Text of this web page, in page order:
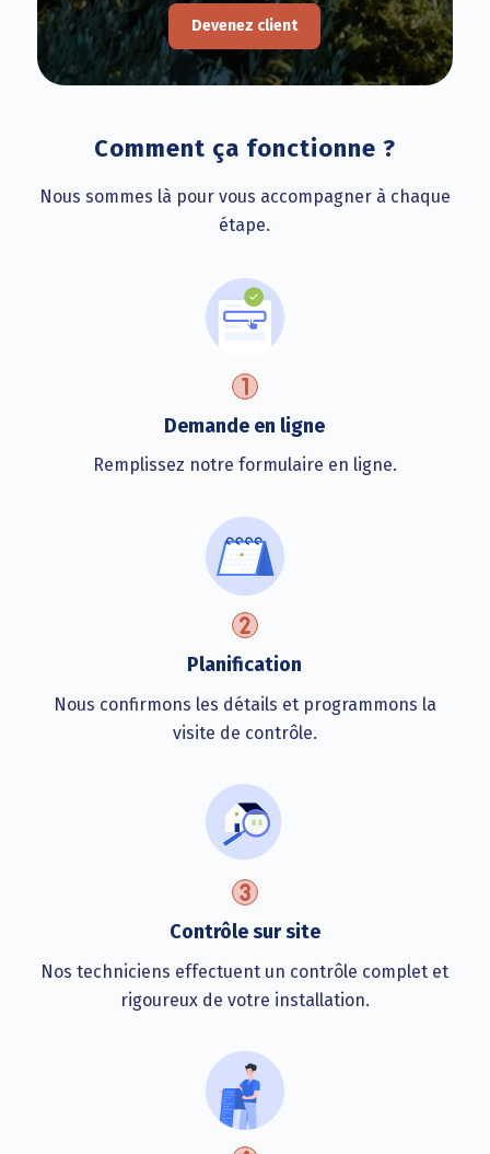
Devenez client
Comment ça fonctionne ?
Nous sommes là pour vous accompagner à chaque
étape.
Demande en ligne
Remplissez notre formulaire en ligne.
Planification
Nous confirmons les détails et programmons la
visite de contrôle.
Contrôle sur site
Nos techniciens effectuent un contrôle complet et
rigoureux de votre installation.